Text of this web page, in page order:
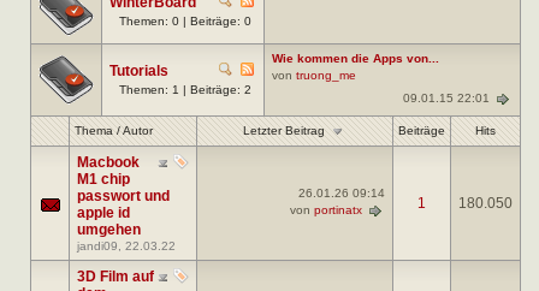
Themen: 0 | Beiträge: 0
Tutorials
Themen: 1 | Beiträge: 2
Wie kommen die Apps von...
von truong_me
09.01.15 22:01
Thema/Autor Letzter Beitrag Beiträge Hits
Macbook
M1 chip
passwort und
apple id
umgehen
jandi09 , 22.03.22
26.01.26 09:14
von portinatx 1 180.050
3D Film auf